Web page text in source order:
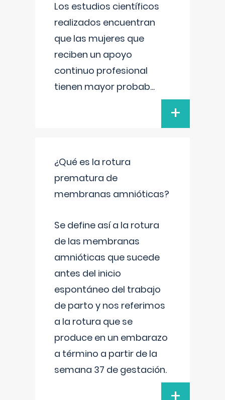
Los estudios científicos
realizados encuentran
que las mujeres que
reciben un apoyo
continuo profesional
tienen mayor probab...
+
¿Qué es la rotura
prematura de
membranas amnióticas?
Se define así a la rotura
de las membranas
amnióticas que sucede
antes del inicio
espontáneo del trabajo
de parto y nos referimos
a la rotura que se
produce en un embarazo
a término a partir de la
semana 37 de gestación.